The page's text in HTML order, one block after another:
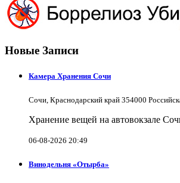
Новые Записи
Камера Хранения Сочи
Сочи, Краснодарский край 354000
Хранение вещей на автовокзале
06-08-2026 20:49
Винодельня «Отырба»